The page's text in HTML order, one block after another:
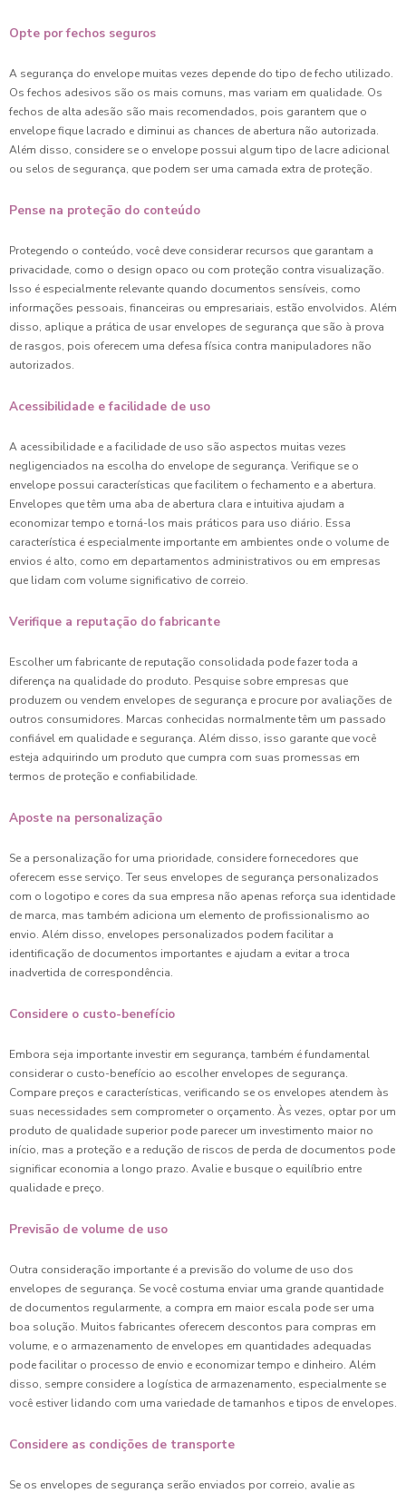
Opte por fechos seguros
A segurança do envelope muitas vezes depende do tipo de fecho utilizado.
Os fechos adesivos são os mais comuns, mas variam em qualidade. Os
fechos de alta adesão são mais recomendados, pois garantem que o
envelope fique lacrado e diminui as chances de abertura não autorizada.
Além disso, considere se o envelope possui algum tipo de lacre adicional
ou selos de segurança, que podem ser uma camada extra de proteção.
Pense na proteção do conteúdo
Protegendo o conteúdo, você deve considerar recursos que garantam a
privacidade, como o design opaco ou com proteção contra visualização.
Isso é especialmente relevante quando documentos sensíveis, como
informações pessoais, financeiras ou empresariais, estão envolvidos. Além
disso, aplique a prática de usar envelopes de segurança que são à prova
de rasgos, pois oferecem uma defesa física contra manipuladores não
autorizados.
Acessibilidade e facilidade de uso
A acessibilidade e a facilidade de uso são aspectos muitas vezes
negligenciados na escolha do envelope de segurança. Verifique se o
envelope possui características que facilitem o fechamento e a abertura.
Envelopes que têm uma aba de abertura clara e intuitiva ajudam a
economizar tempo e torná-los mais práticos para uso diário. Essa
característica é especialmente importante em ambientes onde o volume de
envios é alto, como em departamentos administrativos ou em empresas
que lidam com volume significativo de correio.
Verifique a reputação do fabricante
Escolher um fabricante de reputação consolidada pode fazer toda a
diferença na qualidade do produto. Pesquise sobre empresas que
produzem ou vendem envelopes de segurança e procure por avaliações de
outros consumidores. Marcas conhecidas normalmente têm um passado
confiável em qualidade e segurança. Além disso, isso garante que você
esteja adquirindo um produto que cumpra com suas promessas em
termos de proteção e confiabilidade.
Aposte na personalização
Se a personalização for uma prioridade, considere fornecedores que
oferecem esse serviço. Ter seus envelopes de segurança personalizados
com o logotipo e cores da sua empresa não apenas reforça sua identidade
de marca, mas também adiciona um elemento de profissionalismo ao
envio. Além disso, envelopes personalizados podem facilitar a
identificação de documentos importantes e ajudam a evitar a troca
inadvertida de correspondência.
Considere o custo-benefício
Embora seja importante investir em segurança, também é fundamental
considerar o custo-benefício ao escolher envelopes de segurança.
Compare preços e características, verificando se os envelopes atendem às
suas necessidades sem comprometer o orçamento. Às vezes, optar por um
produto de qualidade superior pode parecer um investimento maior no
início, mas a proteção e a redução de riscos de perda de documentos pode
significar economia a longo prazo. Avalie e busque o equilíbrio entre
qualidade e preço.
Previsão de volume de uso
Outra consideração importante é a previsão do volume de uso dos
envelopes de segurança. Se você costuma enviar uma grande quantidade
de documentos regularmente, a compra em maior escala pode ser uma
boa solução. Muitos fabricantes oferecem descontos para compras em
volume, e o armazenamento de envelopes em quantidades adequadas
pode facilitar o processo de envio e economizar tempo e dinheiro. Além
disso, sempre considere a logística de armazenamento, especialmente se
você estiver lidando com uma variedade de tamanhos e tipos de envelopes.
Considere as condições de transporte
Se os envelopes de segurança serão enviados por correio, avalie as